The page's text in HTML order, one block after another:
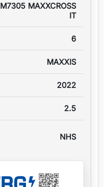
M7305 MAXXCROSS
IT
6
MAXXIS
2022
2.5
NHS